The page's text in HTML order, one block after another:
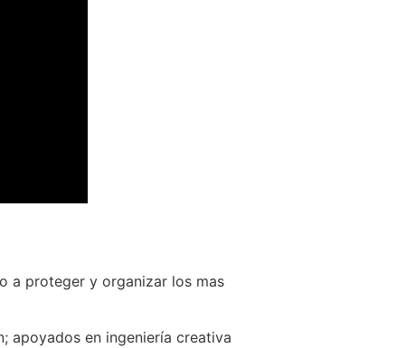
a proteger y organizar los mas
apoyados en ingeniería creativa